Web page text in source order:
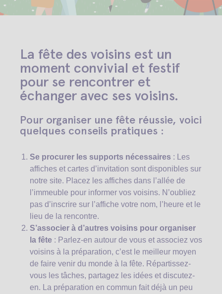
La fête des voisins est un
moment convivial et festif
pour se rencontrer et
échanger avec ses voisins.
Pour organiser une fête réussie, voici
quelques conseils pratiques :
Se procurer les supports nécessaires : Les
affiches et cartes d’invitation sont disponibles sur
notre site. Placez les affiches dans l’allée de
l’immeuble pour informer vos voisins. N’oubliez
pas d’inscrire sur l’affiche votre nom, l’heure et le
lieu de la rencontre.
S’associer à d’autres voisins pour organiser
la fête : Parlez-en autour de vous et associez vos
voisins à la préparation, c’est le meilleur moyen
de faire venir du monde à la fête. Répartissez-
vous les tâches, partagez les idées et discutez-
en. La préparation en commun fait déjà un peu